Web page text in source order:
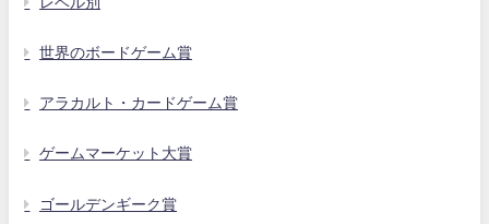
世界のボードゲーム賞
アラカルト・カードゲーム賞
ゲームマーケット大賞
ゴールデンギーク賞